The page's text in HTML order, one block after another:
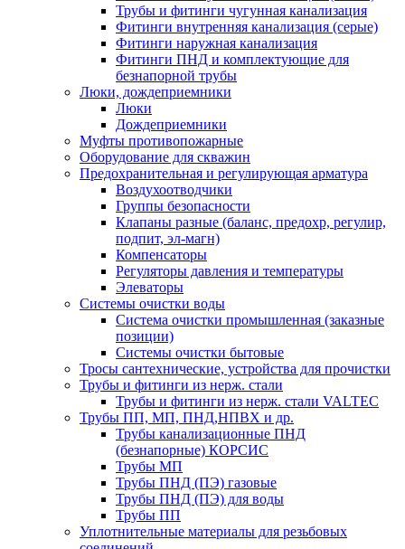
Трубы и фитинги чугунная канализация
Фитинги внутренняя канализация (серые)
Фитинги наружная канализация
Фитинги ПНД и комплектующие для
безнапорной трубы
Люки, дождеприемники
Люки
Дождеприемники
Муфты противопожарные
Оборудование для скважин
Предохранительная и регулирующая арматура
Воздухоотводчики
Группы безопасности
Клапаны разные (баланс, предохр, регулир,
подпит, эл-магн)
Компенсаторы
Регуляторы давления и температуры
Элеваторы
Системы очистки воды
Система очистки промышленная (заказные
позиции)
Системы очистки бытовые
Тросы сантехнические, устройства для прочистки
Трубы и фитинги из нерж. стали
Трубы и фитинги из нерж. стали VALTEC
Трубы ПП, МП, ПНД,НПВХ и др.
Трубы канализационные ПНД
(безнапорные) КОРСИС
Трубы МП
Трубы ПНД (ПЭ) газовые
Трубы ПНД (ПЭ) для воды
Трубы ПП
Уплотнительные материалы для резьбовых